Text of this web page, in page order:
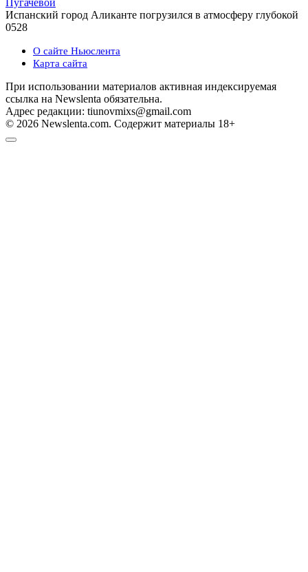
Пугачевой
Испанский город Аликанте погрузился в атмосферу глубокой
0528
О сайте Ньюслента
Карта сайта
При использовании материалов активная индексируемая
ссылка на Newslenta обязательна.
Адрес редакции: tiunovmixs@gmail.com
© 2026 Newslenta.com. Содержит материалы 18+